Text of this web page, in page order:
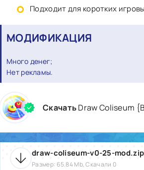
Подходит для коротких
МОДИФИКАЦИЯ
Много денег;
Нет рекламы.
СкачатьDraw Coliseum
draw-coliseum-v0-25-mod.zip
Размер: 65.84 Mb, Скачали 0